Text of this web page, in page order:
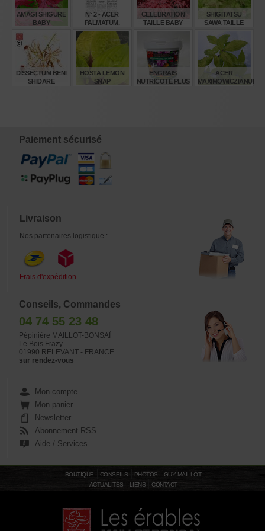
AMAGI SHIGURE
BABY
38,00€
N° 2 - ACER
PALMATUM,
ÉRABLE PALMÉ
4,00
CELEBRATION
TAILLE BABY
55,00€
SHIGITATSU
SAWA TAILLE
32,00 €
DISSECTUM BENI
SHIDARE
HOSTA LEMON
SNAP
ENGRAIS
NUTRICOTE PLUS
ACER
MAXIMOWICZIANUM
Paiement sécurisé
Livraison
Nos partenaires logistique :
Frais d'expédition
Conseils, Commandes
04 74 55 23 48
Pépinière MAILLOT-BONSAÏ
Le Bois Frazy
01990 RELEVANT - FRANCE
sur rendez-vous
Mon compte
Mon panier
Newsletter
Abonnement RSS
Aide / Services
BOUTIQUE CONSEILS PHOTOS
GUY MAILLOT
ACTUALITÉS
LIENS CONTACT